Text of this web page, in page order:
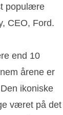
populære
CEO, Ford.
end 10
årene er
ikoniske
været på det